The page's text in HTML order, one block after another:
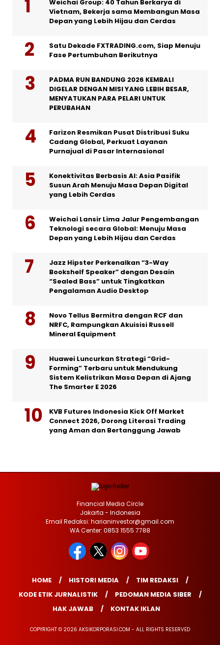
Weichai Group: 40 Tahun Berkarya di
Vietnam, Bekerja sama Membangun Masa
Depan yang Lebih Hijau dan Cerdas
Satu Dekade FXTRADING.com, Siap Menuju
Fase Pertumbuhan Berikutnya
PADMA RUN BANDUNG 2026 KEMBALI
DIGELAR DENGAN MISI YANG LEBIH BESAR,
MENYATUKAN PARA PELARI UNTUK
PERUBAHAN
Farizon Resmikan Pusat Distribusi Suku
Cadang Global, Perkuat Layanan
Purnajual di Pasar Internasional
Konektivitas Berbasis AI: Asia Pasifik
Susun Arah Menuju Masa Depan Digital
yang Lebih Cerdas
Weichai Lansir Lima Jalur Pengembangan
Teknologi secara Global: Menuju Masa
Depan yang Lebih Hijau dan Cerdas
Jazz Hipster Perkenalkan “3-Way
Bookshelf Speaker” dengan Desain
“Sealed Bass” untuk Tingkatkan
Pengalaman Audio Desktop
Novo Tellus Bermitra dengan RCF dan
NRFC, Rampungkan Akuisisi Russell
Mineral Equipment
Huawei Luncurkan Strategi “Grid-
Forming” Terbaru untuk Mendukung
Sistem Kelistrikan Masa Depan di Ajang
The Smarter E 2026
KVB Futures Indonesia Kick Off Market
Connect 2026, Dorong Literasi Trading
yang Aman dan Bertanggung Jawab
Financial Media Circle
Jakarta - Indonesia
Email Redaksi: harianinvestor@gmail.com
WA Center: 0853 1555 7788
HOME HISTORI MEDIA
TIM REDAKSI
KODE ETIK JURNALISTIK
PEDOMAN MEDIA SIBER
HAK JAWAB
KONTAK IKLAN
COPYRIGHT © 2026 AKSIKORPORASI.COM - ALL RIGHTS RESERVED